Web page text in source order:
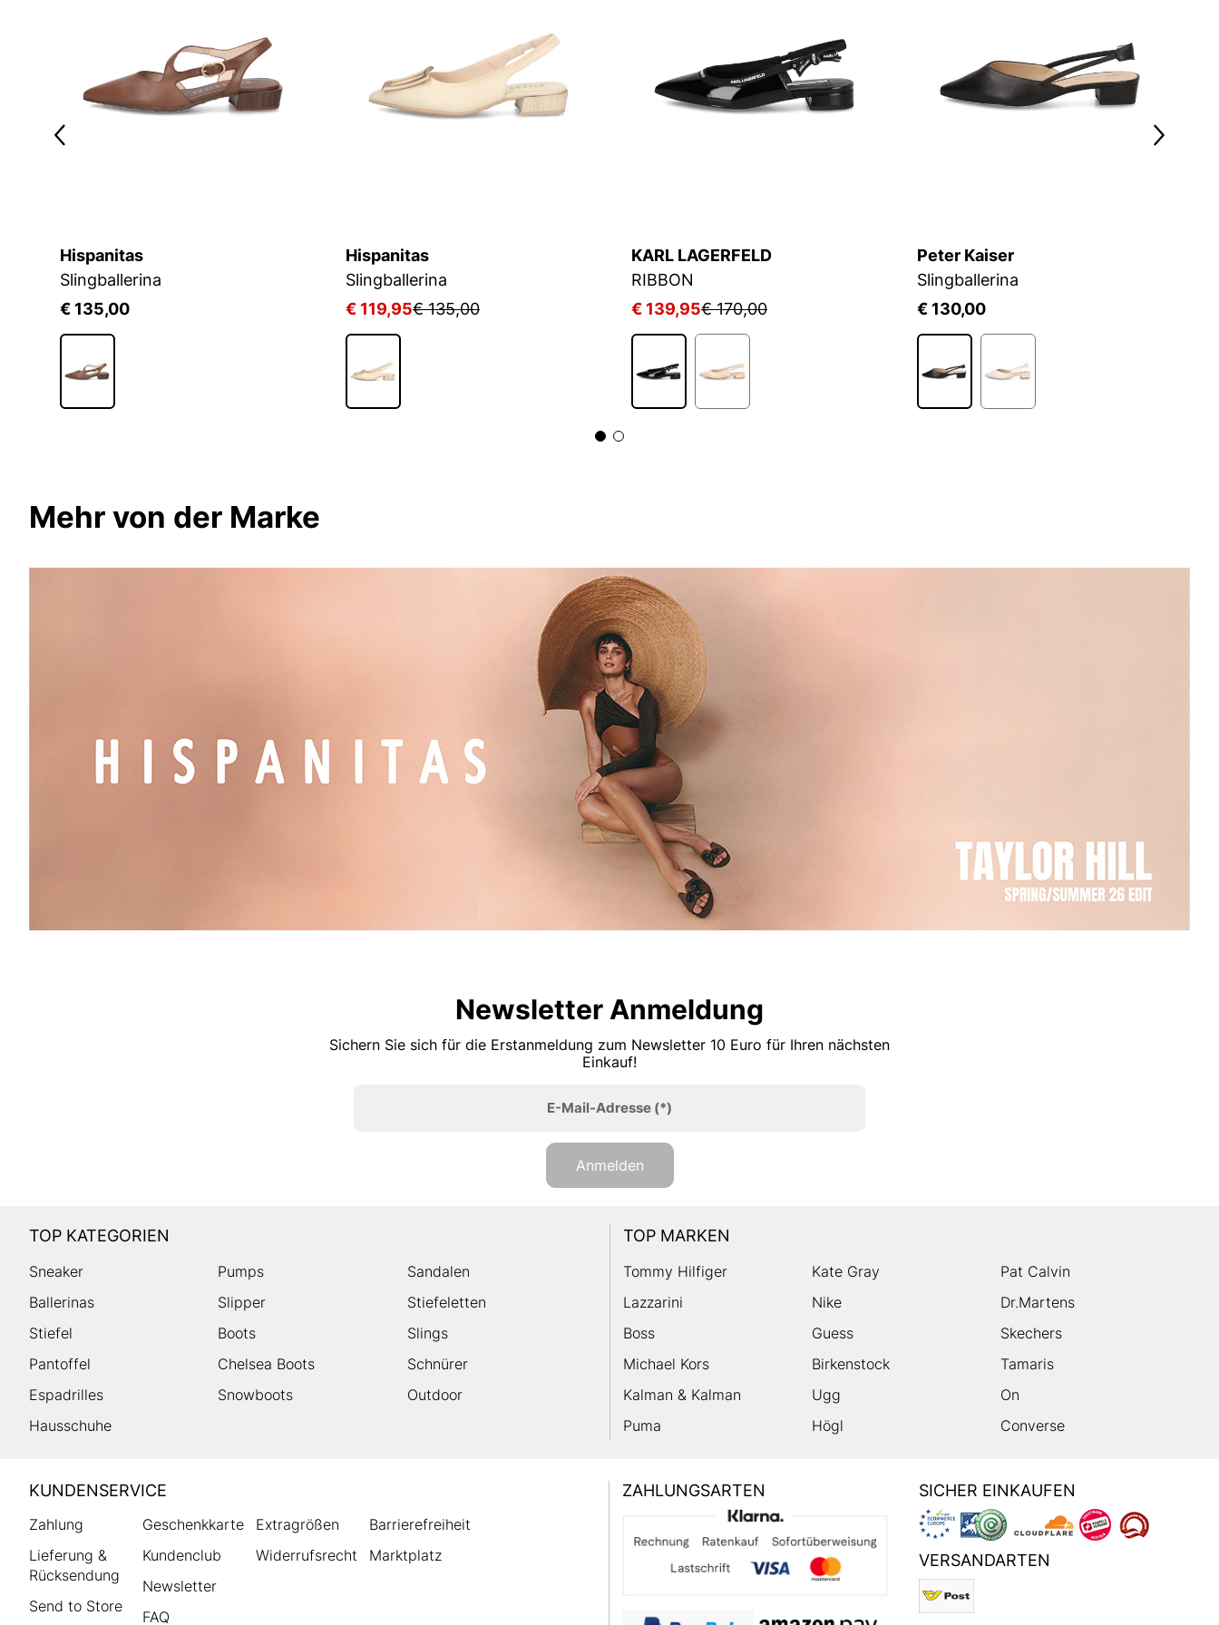
Hispanitas
Slingballerina
€ 135,00
Hispanitas
Slingballerina
€ 119,95€ 135,00
KARL LAGERFELD
RIBBON
€ 139,95€ 170,00
Peter Kaiser
Slingballerina
€ 130,00
Mehr von der Marke
Newsletter Anmeldung
Sichern Sie sich für die Erstanmeldung zum Newsletter 10 Euro für Ihren nächsten
Einkauf!
E-Mail-Adresse(*)
Anmelden
TOP KATEGORIEN
Sneaker Pumps
Sandalen
Ballerinas
Slipper
Stiefeletten
Stiefel
Boots
Slings
Pantoffel
Chelsea Boots
Schnürer
Espadrilles
Snowboots
Outdoor
Hausschuhe
TOP MARKEN
Tommy Hilfiger Kate Gray
Pat Calvin
Lazzarini
Nike
Dr.Martens
Boss
Guess
Skechers
Michael Kors
Birkenstock
Tamaris
Kalman & Kalman
Ugg
On
Puma
Högl Converse
HUMANIC
Footer
KUNDENSERVICE
Zahlung
Lieferung &
Rücksendung
Send to Store
Geschenkkarte
Kundenclub
Newsletter
FAQ
Extragrößen
Widerrufsrecht
Barrierefreiheit
Marktplatz
ZAHLUNGSARTEN SICHER EINKAUFEN
VERSANDARTEN